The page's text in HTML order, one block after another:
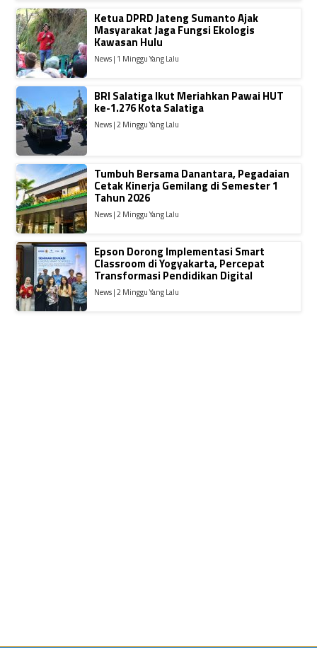
Ketua DPRD Jateng Sumanto Ajak
Masyarakat Jaga Fungsi Ekologis
Kawasan Hulu
News | 1 Minggu Yang Lalu
BRI Salatiga Ikut Meriahkan Pawai HUT
ke-1.276 Kota Salatiga
News | 2 Minggu Yang Lalu
Tumbuh Bersama Danantara, Pegadaian
Cetak Kinerja Gemilang di Semester 1
Tahun 2026
News | 2 Minggu Yang Lalu
Epson Dorong Implementasi Smart
Classroom di Yogyakarta, Percepat
Transformasi Pendidikan Digital
News | 2 Minggu Yang Lalu